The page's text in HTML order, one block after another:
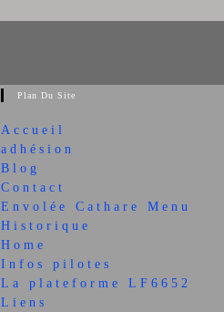
Plan Du Site
Accueil
adhésion
Blog
Contact
Envolée Cathare Menu
Historique
Home
Infos pilotes
La plateforme LF6652
Liens